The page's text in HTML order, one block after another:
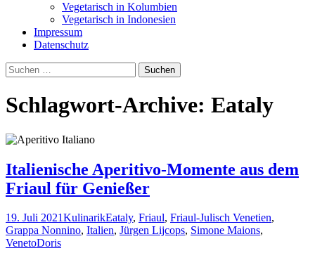
Vegetarisch in Kolumbien
Vegetarisch in Indonesien
Impressum
Datenschutz
Suchen
nach:
Schlagwort-Archive: Eataly
Italienische Aperitivo-Momente aus dem
Friaul für Genießer
19. Juli 2021KulinarikEataly, Friaul, Friaul-Julisch Venetien,
Grappa Nonnino, Italien, Jürgen Lijcops, Simone Maions,
VenetoDoris